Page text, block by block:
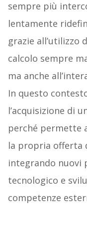
sempre più
lentamente
grazie all’utilizzo
calcolo sempre
ma anche
In questo
l’acquisizione di
perché permette
la propria offerta
integrando
tecnologico e
competenze